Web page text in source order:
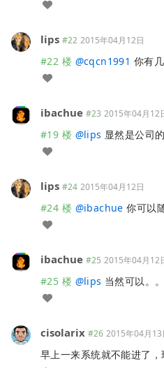
lips #22 2015年04月12日
#22 楼 @cqcn1991 你有
ibachue #23 2015年04月12
#19 楼 @lips 显然是公司
lips #24 2015年04月12日
#24 楼 @ibachue 你可以
ibachue #25 2015年04月12
#25 楼 @lips 当然可以。
cisolarix #26 2015年04月13
早上一来系统就不能进了